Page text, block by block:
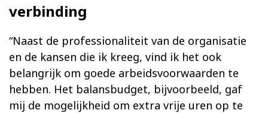
verbinding
“Naast de professionaliteit van de organisatie
en de kansen die ik kreeg, vind ik het ook
belangrijk om goede arbeidsvoorwaarden te
hebben. Het balansbudget, bijvoorbeeld, gaf
mij de mogelijkheid om extra vrije uren op te